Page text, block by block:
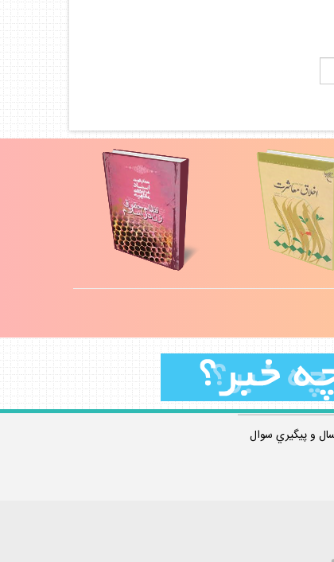
و پيگيري سوال